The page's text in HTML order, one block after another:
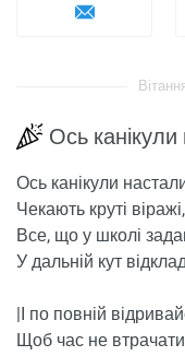
Ось
Ось канікули
Чекають круті віражі,
Все, що у школі
У дальній кут
|І по повній
Щоб час не